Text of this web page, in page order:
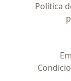
Política